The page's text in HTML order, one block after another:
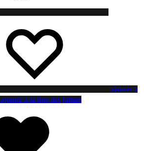
ajouter à
ajouter à la liste des jaimes